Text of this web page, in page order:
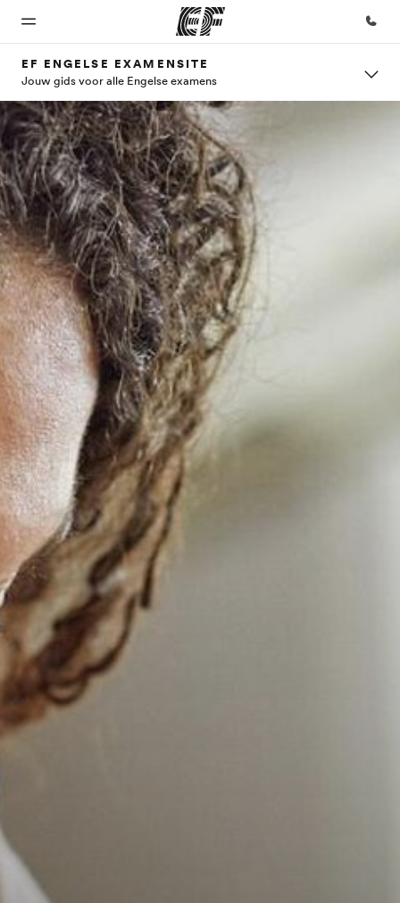
Home
Welkom
bij EF
Programma's
Bekijk alles dat we
doen
Kantoren
Vind een
kantoor
EF ENGELSE EXAMENSITE
Jouw gids voor alle Engelse examens